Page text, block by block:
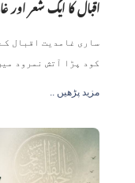
اقبال کا ایک شعر اور
ساری غامدیت اقبال
کود پڑا آتش نمرود
.. مزید پڑھیں